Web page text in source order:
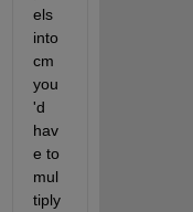
els
into
cm
you
'd
hav
e to
mul
tiply